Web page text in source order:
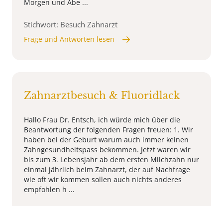
Morgen und Abe ...
Stichwort: Besuch Zahnarzt
Frage und Antworten lesen
Zahnarztbesuch & Fluoridlack
Hallo Frau Dr. Entsch, ich würde mich über die
Beantwortung der folgenden Fragen freuen: 1. Wir
haben bei der Geburt warum auch immer keinen
Zahngesundheitspass bekommen. Jetzt waren wir
bis zum 3. Lebensjahr ab dem ersten Milchzahn nur
einmal jährlich beim Zahnarzt, der auf Nachfrage
wie oft wir kommen sollen auch nichts anderes
empfohlen h ...